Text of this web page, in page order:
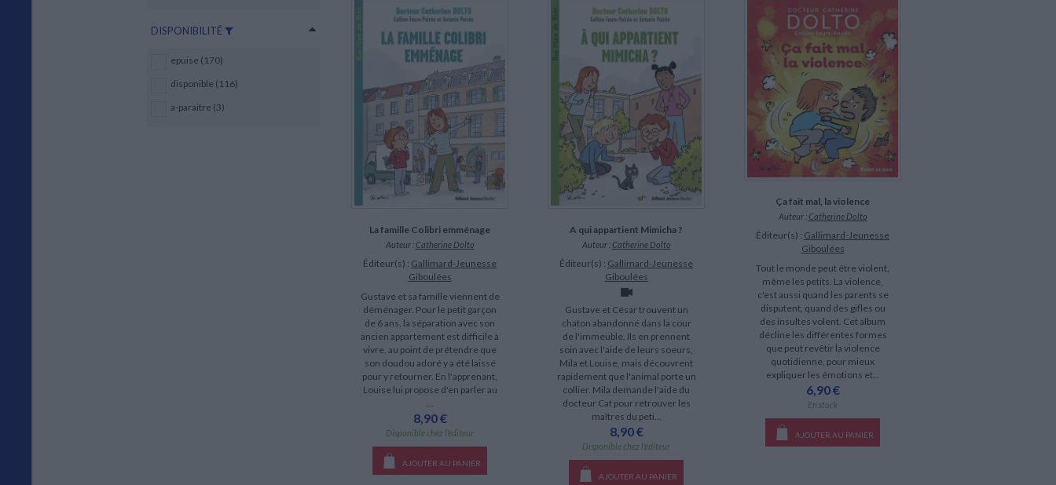
DISPONIBILITÉ
epuise (170)
disponible (116)
a-paraitre (3)
La famille Colibri emménage
Auteur : Catherine Dolto
Éditeur(s) : Gallimard-Jeunesse
Giboulées
Gustave et sa famille viennent de
déménager. Pour le petit garçon
de 6 ans, la séparation avec son
ancien appartement est difficile à
vivre, au point de prétendre que
son doudou adoré y a été laissé
pour y retourner. En l'apprenant,
Louise lui propose d'en parler au
...
8,90 €
Disponible chez l'éditeur
AJOUTER AU PANIER
A qui appartient Mimicha ?
Auteur : Catherine Dolto
Éditeur(s) : Gallimard-Jeunesse
Giboulées
Gustave et César trouvent un
chaton abandonné dans la cour
de l'immeuble. Ils en prennent
soin avec l'aide de leurs soeurs,
Mila et Louise, mais découvrent
rapidement que l'animal porte un
collier. Mila demande l'aide du
docteur Cat pour retrouver les
maîtres du peti...
8,90 €
Disponible chez l'éditeur
AJOUTER AU PANIER
Ça fait mal, la violence
Auteur : Catherine Dolto
Éditeur(s) : Gallimard-Jeunesse
Giboulées
Tout le monde peut être violent,
même les petits. La violence,
c'est aussi quand les parents se
disputent, quand des gifles ou
des insultes volent. Cet album
décline les différentes formes
que peut revêtir la violence
quotidienne, pour mieux
expliquer les émotions et...
6,90 €
En stock
AJOUTER AU PANIER